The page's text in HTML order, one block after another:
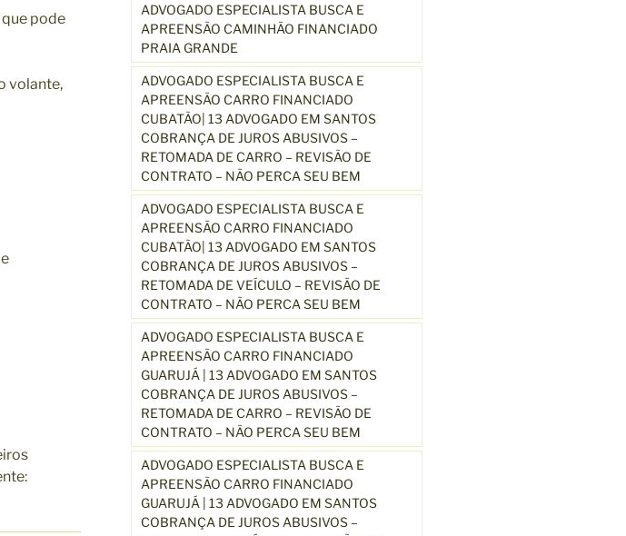
pode
volante,
ADVOGADO ESPECIALISTA BUSCA E
APREENSÃO CAMINHÃO FINANCIADO
PRAIA GRANDE
ADVOGADO ESPECIALISTA BUSCA E
APREENSÃO CARRO FINANCIADO
CUBATÃO| 13 ADVOGADO EM SANTOS
COBRANÇA DE JUROS ABUSIVOS –
RETOMADA DE CARRO – REVISÃO DE
CONTRATO – NÃO PERCA SEU BEM
ADVOGADO ESPECIALISTA BUSCA E
APREENSÃO CARRO FINANCIADO
CUBATÃO| 13 ADVOGADO EM SANTOS
COBRANÇA DE JUROS ABUSIVOS –
RETOMADA DE VEÍCULO – REVISÃO DE
CONTRATO – NÃO PERCA SEU BEM
ADVOGADO ESPECIALISTA BUSCA E
APREENSÃO CARRO FINANCIADO
GUARUJÁ | 13 ADVOGADO EM SANTOS
COBRANÇA DE JUROS ABUSIVOS –
RETOMADA DE CARRO – REVISÃO DE
CONTRATO – NÃO PERCA SEU BEM
ADVOGADO ESPECIALISTA BUSCA E
APREENSÃO CARRO FINANCIADO
GUARUJÁ | 13 ADVOGADO EM SANTOS
COBRANÇA DE JUROS ABUSIVOS –